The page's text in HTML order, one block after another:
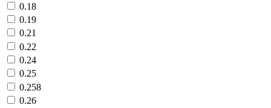
0.18
0.19
0.21
0.22
0.24
0.25
0.258
0.26